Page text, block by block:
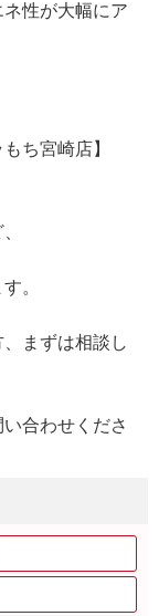
性が大幅にア
ち宮崎店】
。
まずは相談し
合わせくださ